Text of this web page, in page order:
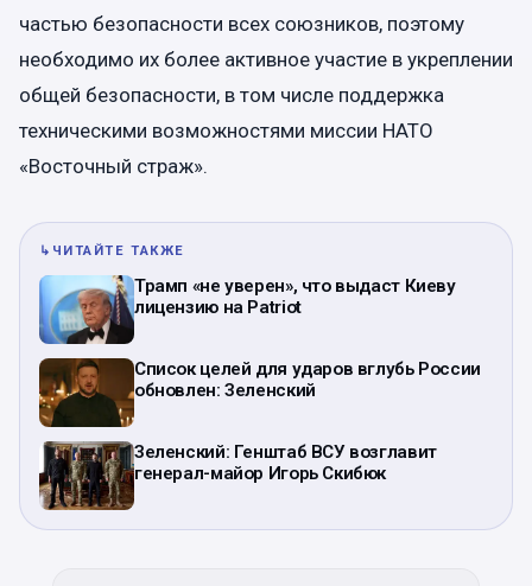
частью безопасности всех союзников, поэтому
необходимо их более активное участие в укреплении
общей безопасности, в том числе поддержка
техническими возможностями миссии НАТО
«Восточный страж».
↳ ЧИТАЙТЕ ТАКЖЕ
Трамп «не уверен», что выдаст Киеву
лицензию на Patriot
Список целей для ударов вглубь России
обновлен: Зеленский
Зеленский: Генштаб ВСУ возглавит
генерал-майор Игорь Скибюк